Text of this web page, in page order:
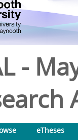
-
eTheses